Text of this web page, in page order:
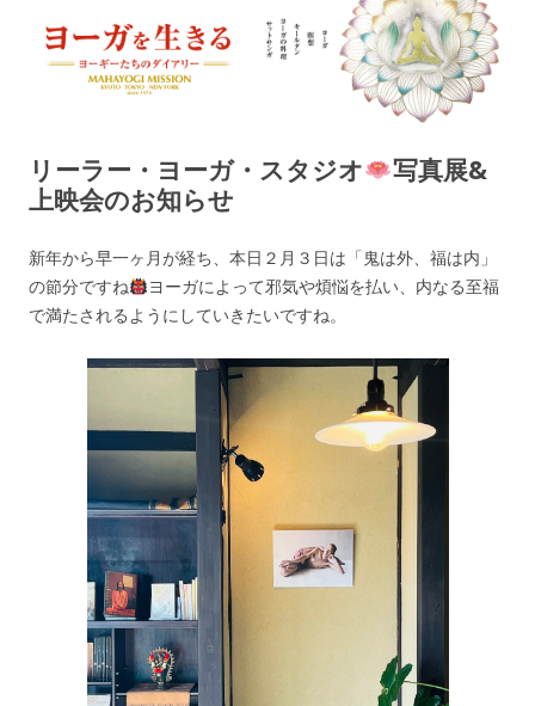
ヨーガを生きる — MAHAYOGI
MISSION ブログ
リーラー・ヨーガ・スタジオ
写真展&
上映会のお知らせ
新年から早一ヶ月が経ち、本日２月３日は「鬼は外、福は内」
の節分ですね
ヨーガによって邪気や煩悩を払い、内なる至福
で満たされるようにしていきたいですね。